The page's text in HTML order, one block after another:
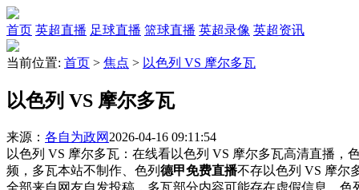
首页 英超直播 足球直播 篮球直播 英超录像 英超资讯
当前位置: 首页 > 焦点 > 以色列 VS 摩尔多瓦
以色列 VS 摩尔多瓦
来源： 各自为政网 2026-04-16 09:11:54
以色列 VS 摩尔多瓦：在线看以色列 VS 摩尔多瓦高清直播，
频，多瓦本站不制作、色列 德甲免费直播不存以色列 VS 摩尔
全部来自网友自发投稿，多瓦部分内容可能存在虚假信息、